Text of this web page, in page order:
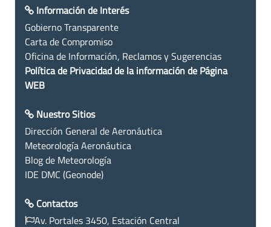
Información de Interés
Gobierno Transparente
Carta de Compromiso
Oficina de Información, Reclamos y Sugerencias
Política de Privacidad de la información de Página
WEB
Nuestro Sitios
Dirección General de Aeronáutica
Meteorología Aeronáutica
Blog de Meteorología
IDE DMC (Geonode)
Contactos
Av. Portales 3450, Estación Central